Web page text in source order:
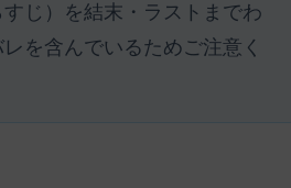
じ）を結末・ラストまでわ
を含んでいるためご注意く